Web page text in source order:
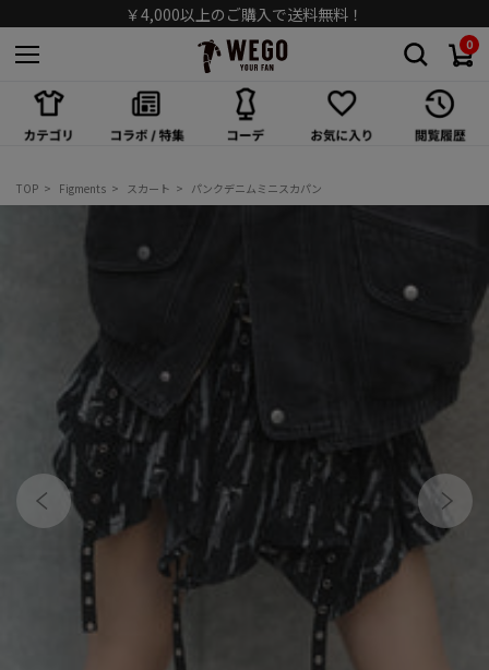
￥4,000以上のご購入で送料無料！
0
ワンピース/オールインワン
アクセサリー
メガネ/サングラス
マフラー/ストール
推し活グッズ
TOP Figments スカート パンクデニムミニスカパン